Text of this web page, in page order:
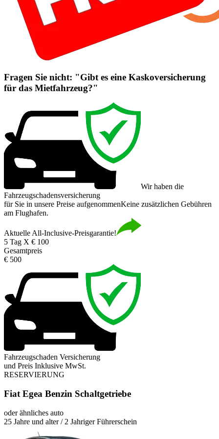
Fragen Sie nicht: "Gibt es eine Kaskoversicherung
für das Mietfahrzeug?"
Wir haben die
Fahrzeugschadensversicherung
für Sie in unsere Preise aufgenommenKeine zusätzlichen Gebühren
am Flughafen.
Aktuelle All-Inclusive-Preisgarantie!
5 Tag X € 100
Gesamtpreis
€ 500
Fahrzeugschaden Versicherung
und Preis Inklusive MwSt.
RESERVIERUNG
Fiat Egea Benzin Schaltgetriebe
oder ähnliches auto
25 Jahre und alter / 2 Jahriger Führerschein